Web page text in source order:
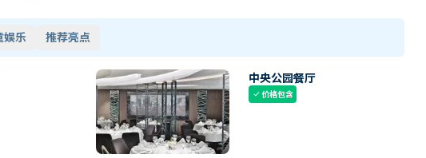
娱乐 推荐亮点
中央公园餐厅
check价格包含